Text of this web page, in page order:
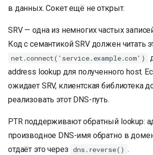
в данных. Сокет ещё не открыт.
SRV — одна из немногих частых
Код с семантикой SRV должен читать
net.connect('service.example.com')
address lookup для полученного host.
ожидает SRV, клиентская библиотека
реализовать этот DNS-путь.
PTR поддерживают обратный lookup:
производное DNS-имя обратно в
отдаёт это через dns.reverse() .